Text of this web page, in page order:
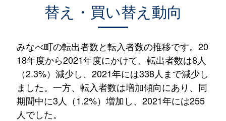
替え・買い替え動向
みなべ町の転出者数と転入者数の推移です。20
18年度から2021年度にかけて、転出者数は8人
（2.3%）減少し、2021年には338人まで減少し
ました。一方、転入者数は増加傾向にあり、同
期間中に3人（1.2%）増加し、2021年には255
人でした。